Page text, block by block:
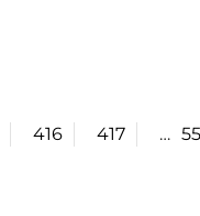
416 417 …